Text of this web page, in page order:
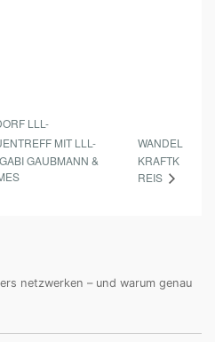
LLL-
MIT LLL-
GAUBMANN &
WANDEL
KRAFTK
REIS
netzwerken – und warum genau